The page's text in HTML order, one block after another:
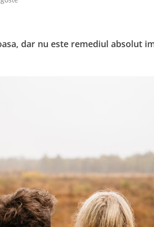
dar nu este remediul absolut